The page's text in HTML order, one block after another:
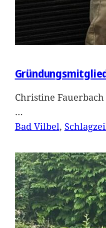
Christine
…
Bad Vilbel,